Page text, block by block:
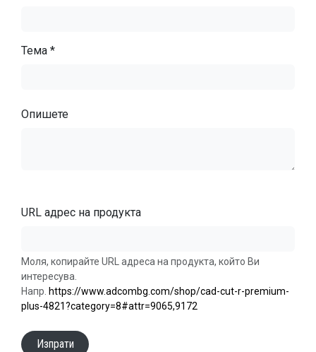
Тема *
Опишете
URL адрес на продукта
Моля, копирайте URL адреса на продукта, който Ви
интересува.
Напр. https://www.adcombg.com/shop/cad-cut-r-premium-
plus-4821?category=8#attr=9065,9172
Изпрати